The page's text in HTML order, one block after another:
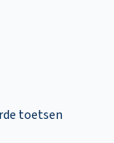
toetsen